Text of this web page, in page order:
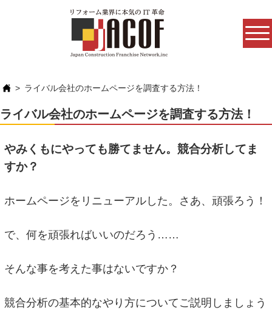
ライバル会社のホームページを調査する方法！
ライバル会社のホームページを調査する方法！
やみくもにやっても勝てません。競合分析してま
すか？
ホームページをリニューアルした。さあ、頑張ろう！
で、何を頑張ればいいのだろう……
そんな事を考えた事はないですか？
競合分析の基本的なやり方についてご説明しましょう